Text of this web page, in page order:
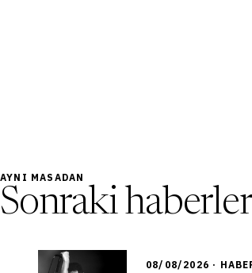
AYNI MASADAN
Sonraki haberler
08/08/2026 ·